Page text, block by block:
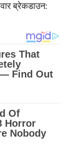
ब्रेकडाउन: